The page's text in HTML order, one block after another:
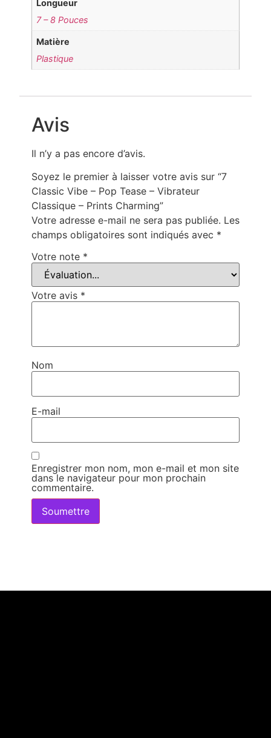
Longueur
7 – 8 Pouces
Matière
Plastique
Avis
Il n’y a pas encore d’avis.
Soyez le premier à laisser votre avis sur “7
Classic Vibe – Pop Tease – Vibrateur
Classique – Prints Charming”
Votre adresse e-mail ne sera pas publiée. Les
champs obligatoires sont indiqués avec *
Votre note *
Votre avis *
Nom
E-mail
Enregistrer mon nom, mon e-mail et mon site
dans le navigateur pour mon prochain
commentaire.